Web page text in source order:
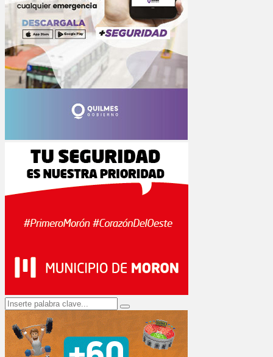
Search
for:
Search